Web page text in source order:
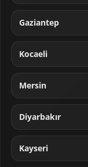
Gaziantep
Kocaeli
Mersin
Diyarbakır
Kayseri